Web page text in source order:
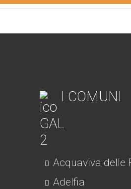
I COMUNI
Acquaviva delle
Adelfia